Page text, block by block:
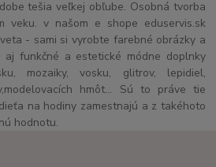
tešia veľkej obľube. Osobná tvorba
veku. v našom e shope eduservis.sk
- sami si vyrobte farebné obrázky a
aj funkčné a estetické módne doplnky
mozaiky, vosku, glitrov, lepidiel,
hmôt... Sú to práve tie
na hodiny zamestnajú a z takéhoto
hodnotu.